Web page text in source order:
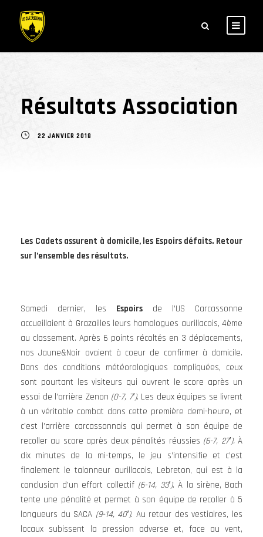
Résultats Association
22 JANVIER 2018
Les Cadets assurent à domicile, les Espoirs défaits. Retour
sur l’ensemble des résultats.
Samedi dernier, les Espoirs de l’US Carcassonne
accueillaient à Grazailles leurs homologues aurillacois, 4ème
au classement. Après 6 points récoltés en 3 déplacements,
nos Jaune&Noir avaient à coeur de confirmer à domicile.
Dans des conditions météorologiques compliquées, ceux
sont pourtant les visiteurs qui ouvrent le score après un
essai de l’arrière Zenon (0-7, 7′). Les deux équipes se livrent
à un véritable combat dans cette première demi-heure, et
c’est l’arrière carcassonnais qui permet à son équipe de
recoller au score après deux pénalités réussies (6-7, 27′).À
dix minutes de la mi-temps, le jeu s’intensifie et c’est
finalement le talonneur aurillacois, Lebreton, qui est à la
conclusion d’un effort collectif (6-14, 33′). À la sirène, Bach
tente une pénalité et permet à son équipe de recoller à 5
longueurs du SACA (9-14, 40′). Au retour des vestiaires, les
locaux subissent la pression adverse et, face au vent,